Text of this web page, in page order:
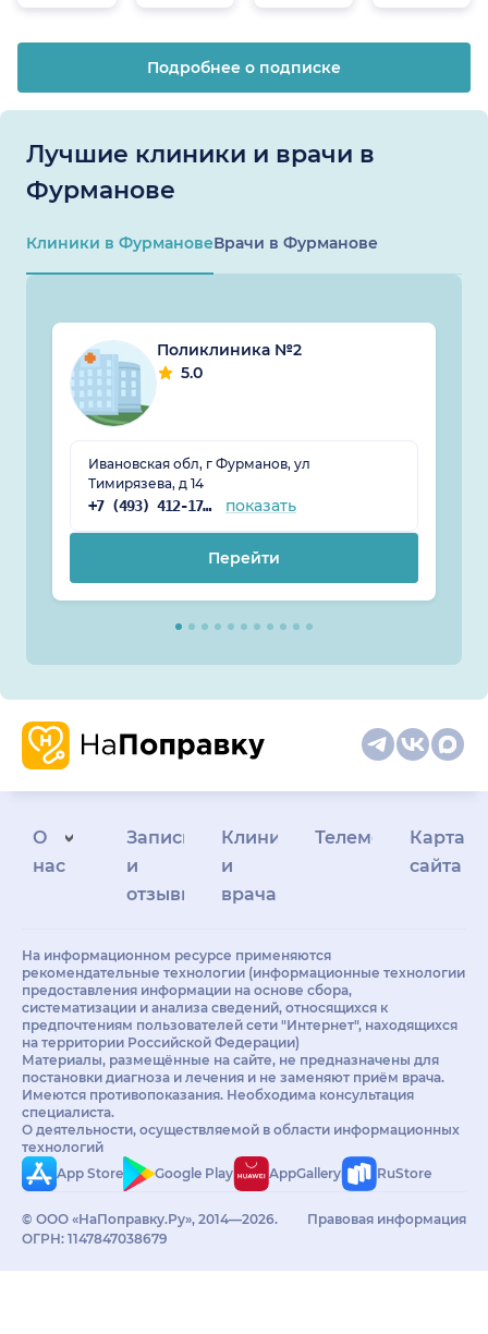
Подробнее о подписке
Лучшие клиники и врачи в
Фурманове
Клиники в ФурмановеВрачи в Фурманове
Поликлиника №2
5.0
Ивановская обл, г Фурманов, ул
Тимирязева, д 14
+7 (493) 412-17-88 показать
Перейти
О
нас
Запись
и
отзывы
Клиникам
и
врачам
Телемедицина
Карта
сайта
На информационном ресурсе применяются
рекомендательные технологии (информационные технологии
предоставления информации на основе сбора,
систематизации и анализа сведений, относящихся к
предпочтениям пользователей сети "Интернет", находящихся
на территории Российской Федерации)
Материалы, размещённые на сайте, не предназначены для
постановки диагноза и лечения и не заменяют приём врача.
Имеются противопоказания. Необходима консультация
специалиста.
О деятельности, осуществляемой в области информационных
технологий
App Store
Google Play AppGallery RuStore
© ООО «НаПоправку.Ру», 2014—2026.
ОГРН: 1147847038679
Правовая информация